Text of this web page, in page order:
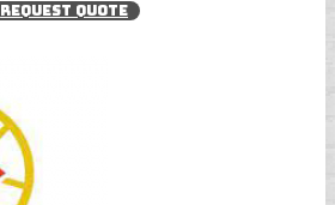
REQUEST QUOTE